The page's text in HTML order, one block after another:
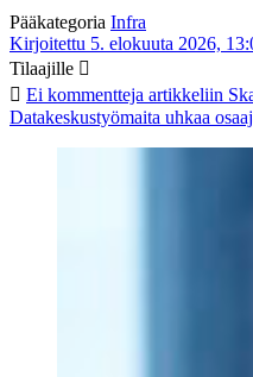
Pääkategoria Infra
Kirjoitettu 5. elokuuta 2026,
Tilaajille
Ei kommentteja artikkeliin
Datakeskustyömaita uhkaa